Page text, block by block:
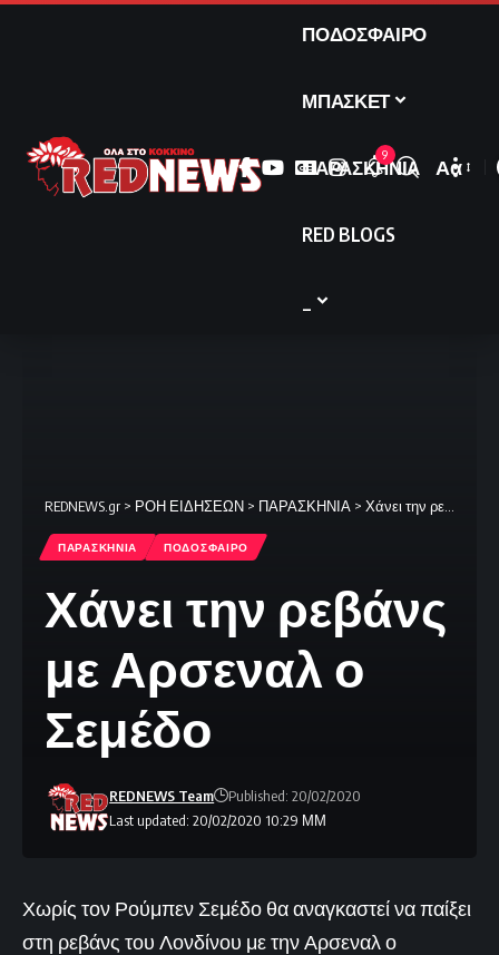
ΠΟΔΟΣΦΑΙΡΟ
ΜΠΑΣΚΕΤ
ΠΑΡΑΣΚΗΝΙΑ
RED BLOGS
9
Font
Αα
REDNEWS.gr > ΡΟΗ ΕΙΔΗΣΕΩΝ > ΠΑΡΑΣΚΗΝΙΑ > Χάνει την ρεβάνς με Αρσεναλ ο Σεμέδο
ΠΑΡΑΣΚΗΝΙΑ ΠΟΔΟΣΦΑΙΡΟ
Χάνει την ρεβάνς
με Αρσεναλ ο
Σεμέδο
Last updated: 20/02/2020 10:29 ΜΜ
REDNEWS Team Published: 20/02/2020
Χωρίς τον Ρούμπεν Σεμέδο θα αναγκαστεί να παίξει
στη ρεβάνς του Λονδίνου με την Αρσεναλ ο